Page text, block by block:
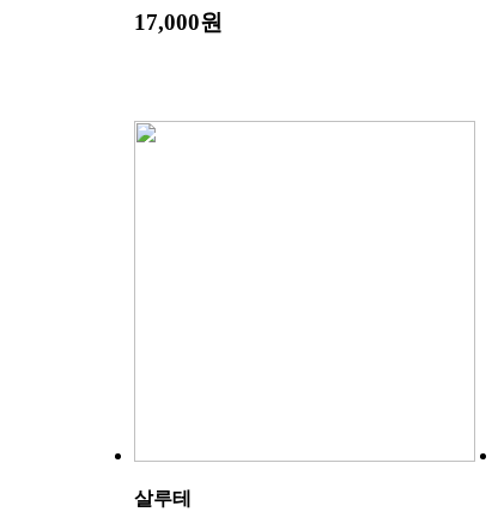
17,000원
살루테